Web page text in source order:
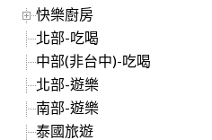
快樂廚房
北部-吃喝
中部(非台中)-吃喝
北部-遊樂
南部-遊樂
泰國旅遊